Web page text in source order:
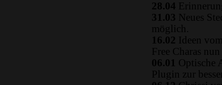
28.04
31.03 Neues
möglich.
16.02 Ideen
Free Charas
06.01 Optische
Plugin zur